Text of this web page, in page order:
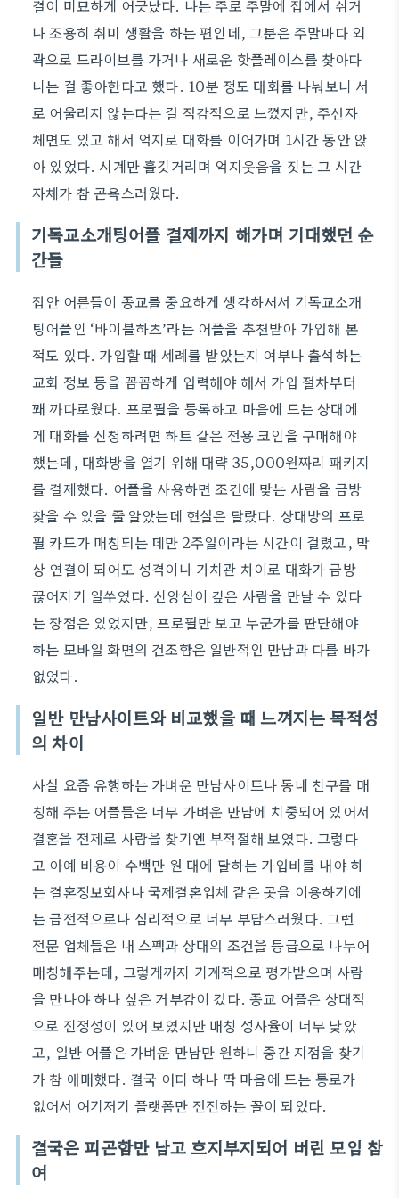
결이 미묘하게 어긋났다. 나는 주로 주말에 집에서 쉬거
나 조용히 취미 생활을 하는 편인데, 그분은 주말마다 외
곽으로 드라이브를 가거나 새로운 핫플레이스를 찾아다
니는 걸 좋아한다고 했다. 10분 정도 대화를 나눠보니 서
로 어울리지 않는다는 걸 직감적으로 느꼈지만, 주선자
체면도 있고 해서 억지로 대화를 이어가며 1시간 동안 앉
아 있었다. 시계만 흘깃거리며 억지웃음을 짓는 그 시간
자체가 참 곤욕스러웠다.
기독교소개팅어플 결제까지 해가며 기대했던 순
간들
집안 어른들이 종교를 중요하게 생각하셔서 기독교소개
팅어플인 ‘바이블하츠’라는 어플을 추천받아 가입해 본
적도 있다. 가입할 때 세례를 받았는지 여부나 출석하는
교회 정보 등을 꼼꼼하게 입력해야 해서 가입 절차부터
꽤 까다로웠다. 프로필을 등록하고 마음에 드는 상대에
게 대화를 신청하려면 하트 같은 전용 코인을 구매해야
했는데, 대화방을 열기 위해 대략 35,000원짜리 패키지
를 결제했다. 어플을 사용하면 조건에 맞는 사람을 금방
찾을 수 있을 줄 알았는데 현실은 달랐다. 상대방의 프로
필 카드가 매칭되는 데만 2주일이라는 시간이 걸렸고, 막
상 연결이 되어도 성격이나 가치관 차이로 대화가 금방
끊어지기 일쑤였다. 신앙심이 깊은 사람을 만날 수 있다
는 장점은 있었지만, 프로필만 보고 누군가를 판단해야
하는 모바일 화면의 건조함은 일반적인 만남과 다를 바가
없었다.
일반 만남사이트와 비교했을 때 느껴지는 목적성
의 차이
사실 요즘 유행하는 가벼운 만남사이트나 동네 친구를 매
칭해 주는 어플들은 너무 가벼운 만남에 치중되어 있어서
결혼을 전제로 사람을 찾기엔 부적절해 보였다. 그렇다
고 아예 비용이 수백만 원 대에 달하는 가입비를 내야 하
는 결혼정보회사나 국제결혼업체 같은 곳을 이용하기에
는 금전적으로나 심리적으로 너무 부담스러웠다. 그런
전문 업체들은 내 스펙과 상대의 조건을 등급으로 나누어
매칭해주는데, 그렇게까지 기계적으로 평가받으며 사람
을 만나야 하나 싶은 거부감이 컸다. 종교 어플은 상대적
으로 진정성이 있어 보였지만 매칭 성사율이 너무 낮았
고, 일반 어플은 가벼운 만남만 원하니 중간 지점을 찾기
가 참 애매했다. 결국 어디 하나 딱 마음에 드는 통로가
없어서 여기저기 플랫폼만 전전하는 꼴이 되었다.
결국은 피곤함만 남고 흐지부지되어 버린 모임 참
여